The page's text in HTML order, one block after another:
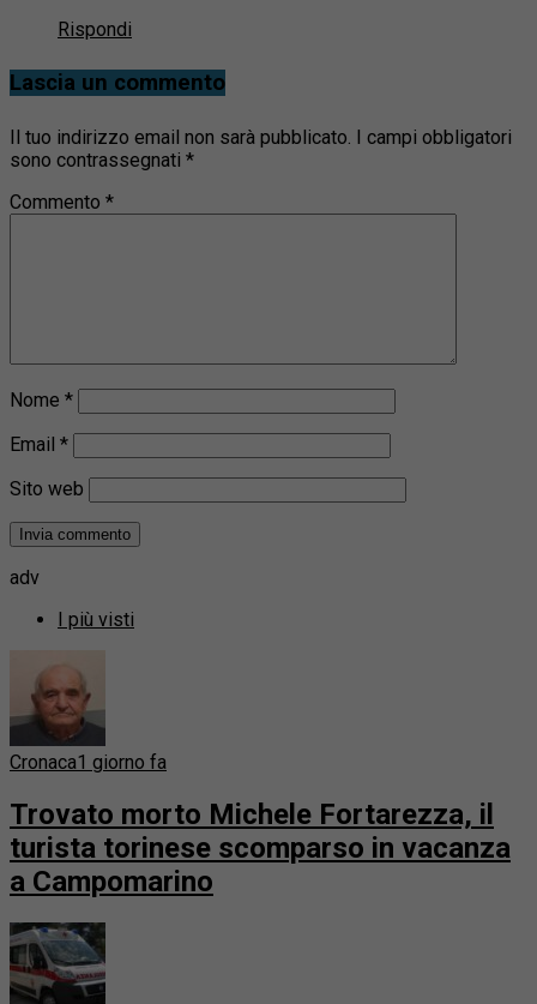
Rispondi
Lascia un commento
Il tuo indirizzo email non sarà pubblicato.
I campi obbligatori
sono contrassegnati *
Commento *
Nome *
Email *
Sito web
adv
I più visti
Cronaca1 giorno fa
Trovato morto Michele Fortarezza, il
turista torinese scomparso in vacanza
a Campomarino